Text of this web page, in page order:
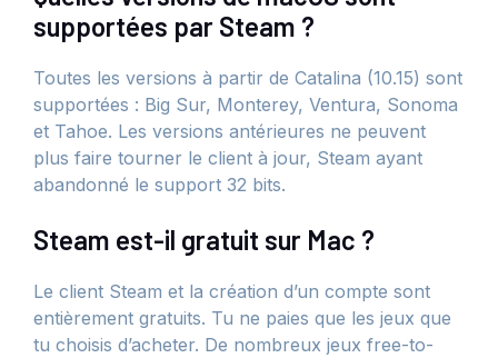
supportées par Steam ?
Toutes les versions à partir de Catalina (10.15) sont
supportées : Big Sur, Monterey, Ventura, Sonoma
et Tahoe. Les versions antérieures ne peuvent
plus faire tourner le client à jour, Steam ayant
abandonné le support 32 bits.
Steam est-il gratuit sur Mac ?
Le client Steam et la création d’un compte sont
entièrement gratuits. Tu ne paies que les jeux que
tu choisis d’acheter. De nombreux jeux free-to-